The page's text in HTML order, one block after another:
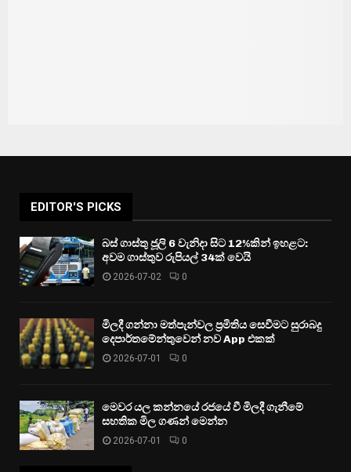
EDITOR'S PICKS
බස් ගාස්තු ජූලි 6 වැනිදා සිට 12%කින් ඉහළට:
අවම ගාස්තුව රුපියල් 34ක් වෙයි
2026-07-02 0
මිලදී ගන්නා මත්පැන්වල ප්‍රමිතිය සෙවීමට සුරාබදු
දෙපාර්තමේන්තුවෙන් නව App එකක්
2026-07-01 0
මෙවර යල කන්නයේ රජයේ වී මිලදී ගැනීමේ
සහතික මිල ගණන් මෙන්න
2026-07-01 0